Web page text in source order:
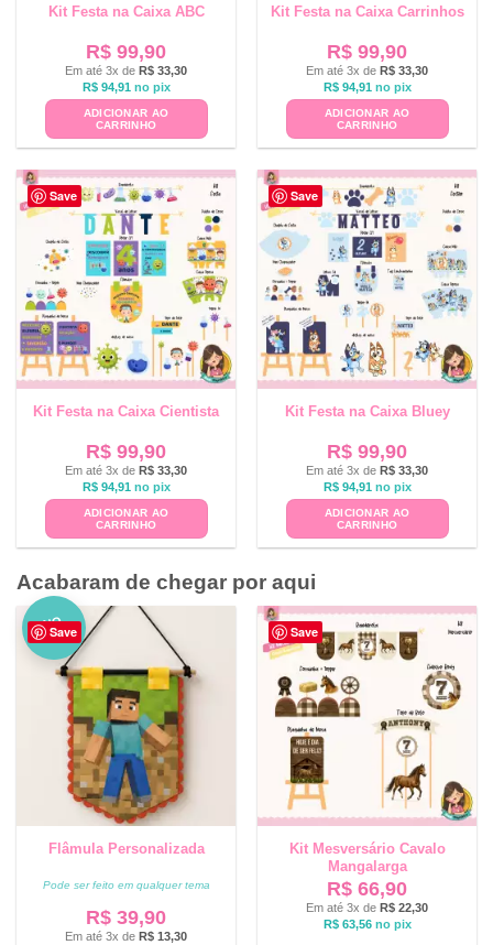
Kit Festa na Caixa ABC
R$ 99,90
Em até 3x de R$ 33,30
R$94,91 no pix
ADICIONAR AO
CARRINHO
Kit Festa na Caixa Carrinhos
R$ 99,90
Em até 3x de R$ 33,30
R$94,91 no pix
ADICIONAR AO
CARRINHO
Save
Kit Festa na Caixa Cientista
R$ 99,90
Em até 3x de R$ 33,30
R$94,91 no pix
ADICIONAR AO
CARRINHO
Save
Kit Festa na Caixa Bluey
R$ 99,90
Em até 3x de R$ 33,30
R$94,91 no pix
ADICIONAR AO
CARRINHO
Acabaram de chegar por aqui
Save
NO
VO
Flâmula Personalizada
Pode ser feito em qualquer tema
R$ 39,90
Em até 3x de R$ 13,30
Save
Kit Mesversário Cavalo
Mangalarga
R$ 66,90
Em até 3x de R$ 22,30
R$63,56 no pix